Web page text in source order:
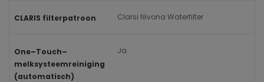
CLARIS filterpatroon Clarsi Nivona Waterfilter
One–Touch–
melksysteemreiniging
(automatisch)
Ja